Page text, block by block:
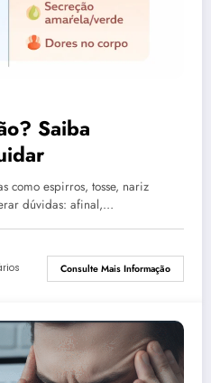
Saiba
como espirros, tosse, nariz
dúvidas: afinal,…
Consulte Mais Informação